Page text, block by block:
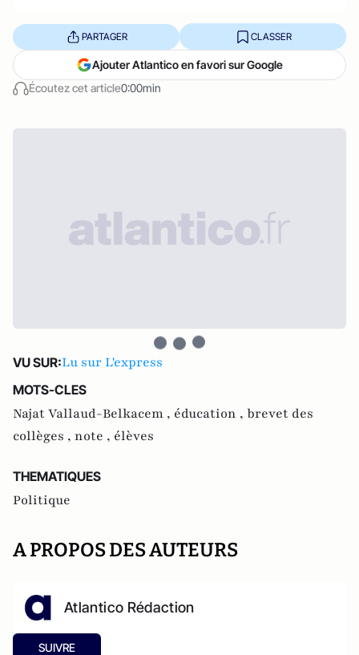
Écoutez cet article0:00min
PARTAGER CLASSER
Ajouter Atlantico en favori sur Google
VU SUR:Lu sur L'express
MOTS-CLES
Najat Vallaud-Belkacem , éducation , brevet des
collèges , note , élèves
THEMATIQUES
Politique
A PROPOS DES AUTEURS
Atlantico Rédaction
SUIVRE